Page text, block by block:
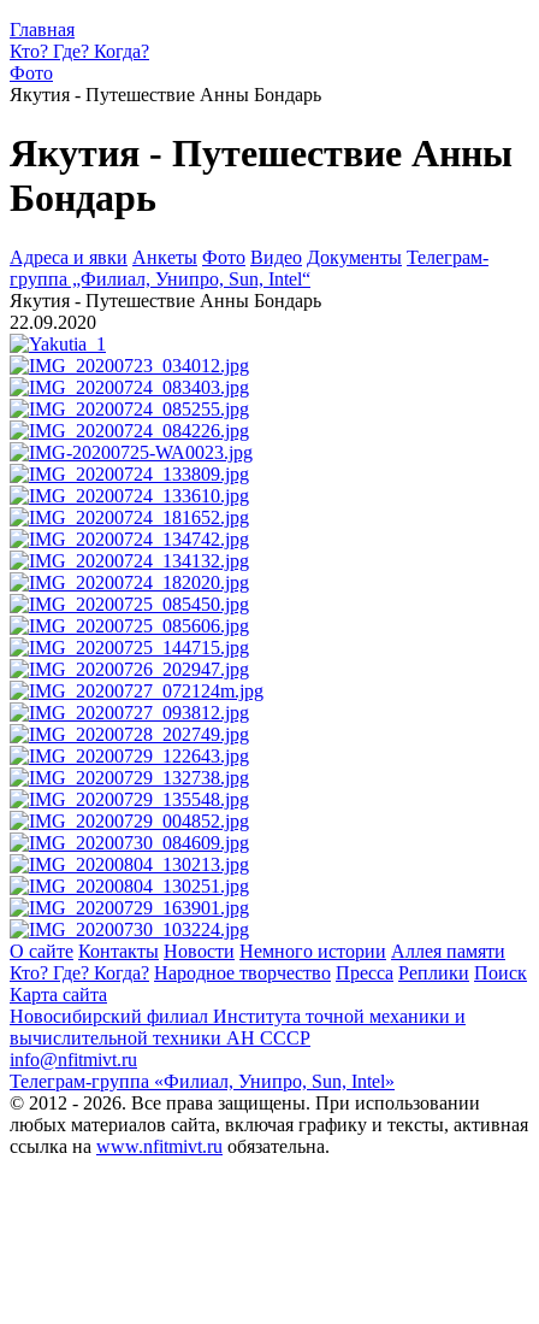
Главная
Кто? Где? Когда?
Фото
Якутия - Путешествие Анны Бондарь
Якутия - Путешествие Анны
Бондарь
Адреса и явки Анкеты Фото Видео Документы Телеграм-
группа „Филиал, Унипро, Sun, Intel“
Якутия - Путешествие Анны Бондарь
22.09.2020
О сайте Контакты Новости Немного истории Аллея памяти
Кто? Где? Когда? Народное творчество Пресса Реплики Поиск
Карта сайта
Новосибирский филиал Института точной механики и
вычислительной техники АН СССР
info@nfitmivt.ru
Телеграм-группа «Филиал, Унипро, Sun, Intel»
© 2012 - 2026. Все права защищены. При использовании
любых материалов сайта, включая графику и тексты, активная
ссылка на www.nfitmivt.ru обязательна.